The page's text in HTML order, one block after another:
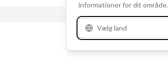
informationer for dit område.
Vælg land